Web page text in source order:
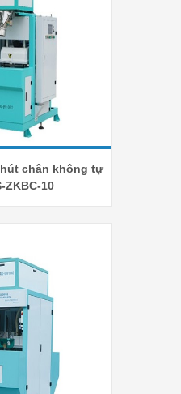
chân không tự
ZKBC-10